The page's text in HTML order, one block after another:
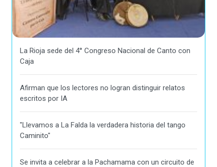
La Rioja sede del 4° Congreso Nacional de Canto con
Caja
Afirman que los lectores no logran distinguir relatos
escritos por IA
"Llevamos a La Falda la verdadera historia del tango
Caminito"
Se invita a celebrar a la Pachamama con un circuito de